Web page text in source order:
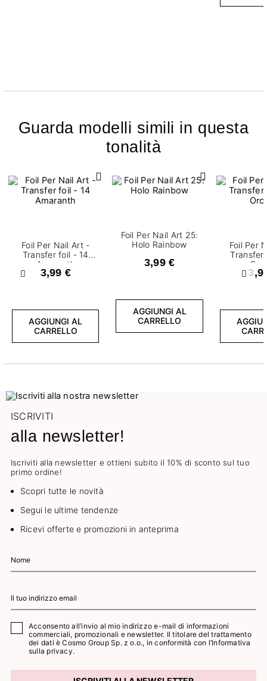
Guarda modelli simili in questa
tonalità
Precedente
Foil Per Nail Art -
Transfer foil - 14
Amaranth
3,99 €
AGGIUNGI AL
CARRELLO
Foil Per Nail Art 25:
Holo Rainbow
3,99 €
AGGIUNGI AL
CARRELLO
Foil Per
Transfer
ISCRIVITI
alla newsletter!
Iscriviti alla newsletter e ottieni subito il 10% di sconto sul tuo
primo ordine!
Scopri tutte le novità
Segui le ultime tendenze
Ricevi offerte e promozioni in anteprima
Acconsento all’invio al mio indirizzo e-mail di informazioni
commerciali, promozionali e newsletter. Il titolare del trattamento
dei dati è Cosmo Group Sp. z o.o., in conformità con l’Informativa
sulla privacy.